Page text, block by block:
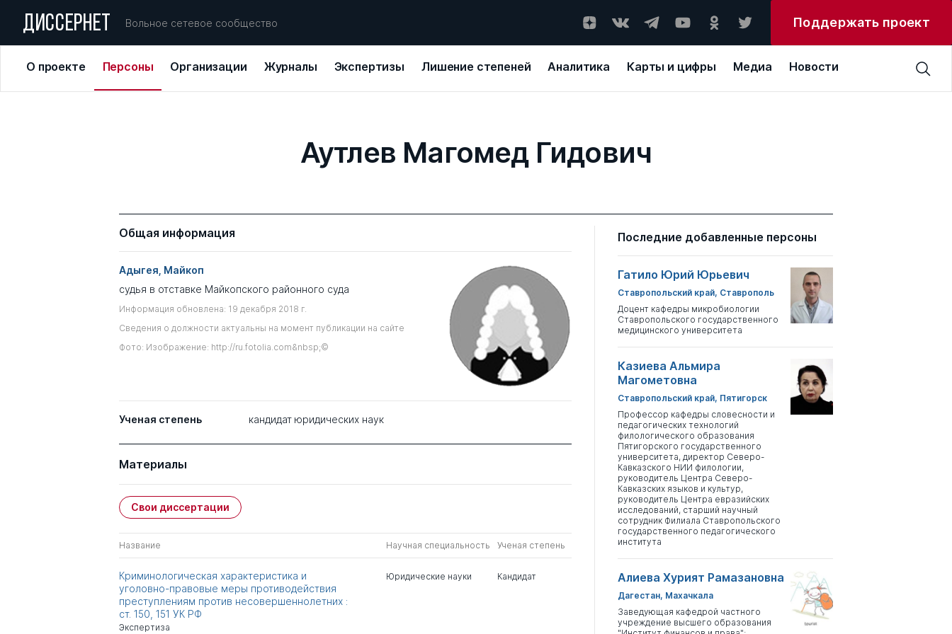
ДИССЕРНЕТ Вольное сетевое сообщество Поддержать проект
О проекте Персоны Организации Журналы Экспертизы Лишение степеней Аналитика Карты и цифры Медиа Новости
Аутлев Магомед Гидович
Общая информация
Адыгея, Майкоп
судья в отставке Майкопского районного суда
Информация обновлена: 19 декабря 2018 г.
Сведения о должности актуальны на момент публикации на сайте
Фото: Изображение: http://ru.fotolia.com&nbsp;©
Ученая степень кандидат юридических наук
Материалы
Свои диссертации
Название Научная специальность Ученая степень
Криминологическая характеристика и
уголовно-правовые меры противодействия
преступлениям против несовершеннолетних :
ст. 150, 151 УК РФ
Экспертиза
Юридические науки Кандидат
Последние добавленные персоны
Гатило Юрий Юрьевич
Ставропольский край, Ставрополь
Доцент кафедры микробиологии
Ставропольского государственного
медицинского университета
Казиева Альмира
Магометовна
Ставропольский край, Пятигорск
Профессор кафедры словесности и
педагогических технологий
филологического образования
Пятигорского государственного
университета, директор Северо-
Кавказского НИИ филологии,
руководитель Центра Северо-
Кавказских языков и культур,
руководитель Центра евразийских
исследований, старший научный
сотрудник Филиала Ставропольского
государственного педагогического
института
Алиева Хурият Рамазановна
Дагестан, Махачкала
Заведующая кафедрой частного
учреждение высшего образования